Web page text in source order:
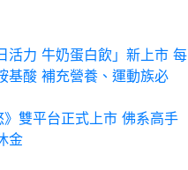
活力 牛奶蛋白飲」新上市 每
酸 補充營養、運動族必
雙平台正式上市 佛系高手
金